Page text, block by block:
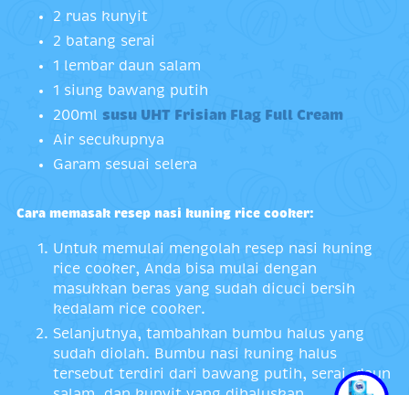
2 ruas kunyit
2 batang serai
1 lembar daun salam
1 siung bawang putih
200ml susu UHT Frisian Flag Full Cream
Air secukupnya
Garam sesuai selera
Cara memasak resep nasi kuning rice cooker:
Untuk memulai mengolah resep nasi kuning
rice cooker, Anda bisa mulai dengan
masukkan beras yang sudah dicuci bersih
kedalam rice cooker.
Selanjutnya, tambahkan bumbu halus yang
sudah diolah. Bumbu nasi kuning halus
tersebut terdiri dari bawang putih, serai, daun